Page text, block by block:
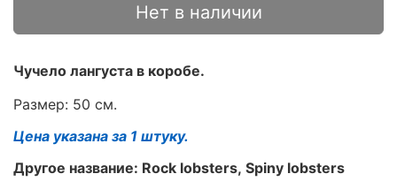
Нет в наличии
Чучело лангуста в коробе.
Размер: 50 см.
Цена указана за 1 штуку.
Другое название: Rock lobsters, Spiny lobsters